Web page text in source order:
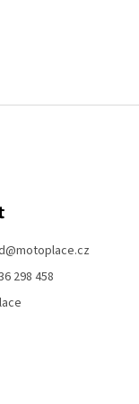
@motoplace.cz
298 458